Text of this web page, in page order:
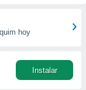
hoy
Instalar